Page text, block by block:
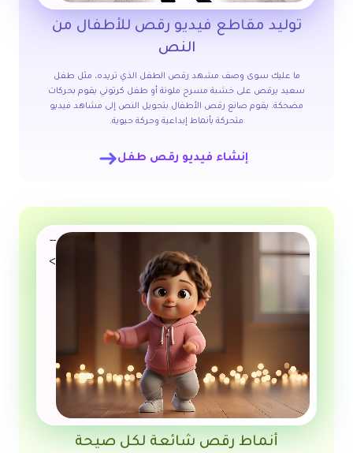
توليد مقاطع فيديو رقص للأطفال من
النص
ما عليك سوى وصف مشهد رقص الطفل الذي تريده، مثل طفل
سعيد يرقص على خشبة مسرح ملونة أو طفل كرتوني يقوم بحركات
مضحكة. يقوم صانع رقص الأطفال بتحويل النص إلى مشاهد فيديو
متحركة بأنماط إبداعية وحركة حيوية.
إنشاء فيديو رقص طفل
أنماط رقص شائعة لكل صيحة
--
>